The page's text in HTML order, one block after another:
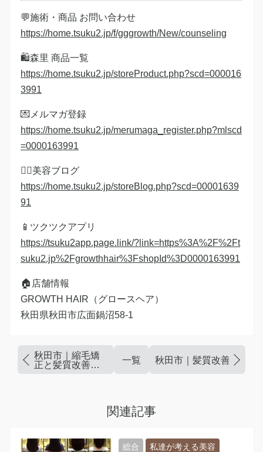
💬施術・商品 お問い合わせ
https://home.tsuku2.jp/f/gggrowth/New/counseling
🛍森里 商品一覧
https://home.tsuku2.jp/storeProduct.php?scd=000016
3991
💌メルマガ登録
https://home.tsuku2.jp/merumaga_register.php?mlscd
=0000163991
💇‍♀️美容ブログ
https://home.tsuku2.jp/storeBlog.php?scd=00001639
91
📱ツクツクアプリ
https://tsuku2app.page.link/?link=https%3A%2F%2Ft
suku2.jp%2Fgrowthhair%3FshopId%3D0000163991
🏠店舗情報
GROWTH HAIR（グロースヘア）
秋田県秋田市広面鍋沼58-1
秋田市｜縮毛矯
正と髪質改善｜
一覧 秋田市｜髪質改善と縮毛
関連記事
総合 私達が考える美容